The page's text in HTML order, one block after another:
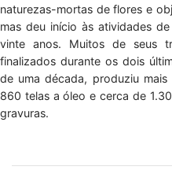
naturezas-mortas de flores e
mas deu início às atividades
vinte anos. Muitos de seus
finalizados durante os dois
de uma década, produziu
860 telas a óleo e cerca de
gravuras.